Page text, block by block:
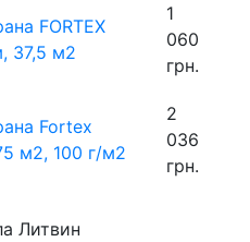
FORTEX
37,5 м2
1
060
грн.
Fortex
м2, 100 г/м2
2
036
грн.
Литвин